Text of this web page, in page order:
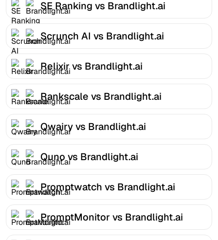
SE Ranking vs Brandlight.ai
Scrunch AI vs Brandlight.ai
Relixir vs Brandlight.ai
Rankscale vs Brandlight.ai
Qwairy vs Brandlight.ai
Quno vs Brandlight.ai
Promptwatch vs Brandlight.ai
PromptMonitor vs Brandlight.ai